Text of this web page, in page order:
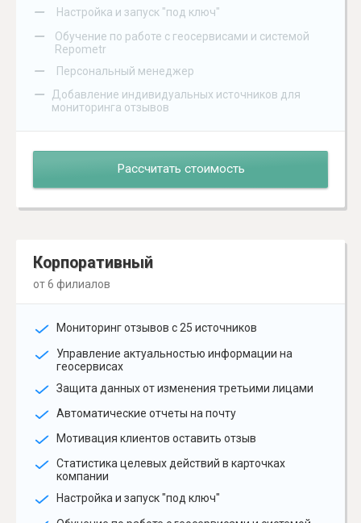
– Настройка и запуск "под ключ"
–
Обучение по работе с геосервисами и системой
Repometr
– Персональный менеджер
–
Добавление индивидуальных источников для
мониторинга отзывов
Рассчитать стоимость
Корпоративный
от 6 филиалов
Мониторинг отзывов с 25 источников
Управление актуальностью информации на
геосервисах
Защита данных от изменения третьими лицами
Автоматические отчеты на почту
Мотивация клиентов оставить отзыв
Статистика целевых действий в карточках
компании
Настройка и запуск "под ключ"